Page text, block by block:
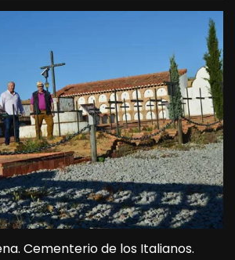
Cementerio de los Italianos.